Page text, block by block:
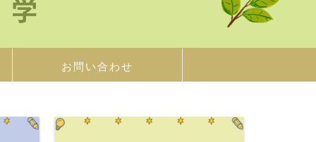
お問い合わせ